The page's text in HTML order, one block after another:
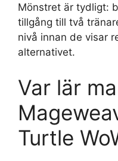
Mönstret är tydligt:
tillgång till två
nivå innan de visar
alternativet.
Var lär
Turtle